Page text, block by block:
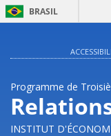
BRASIL
Programme de
INSTITUT